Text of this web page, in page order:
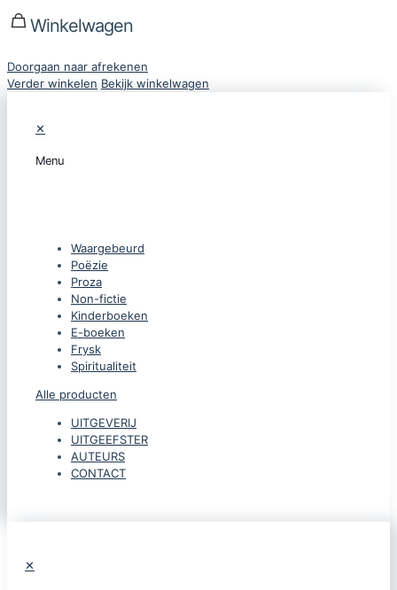
Winkelwagen
Doorgaan naar afrekenen
Verder winkelen Bekijk winkelwagen
✕
Menu
Waargebeurd
Poëzie
Proza
Non-fictie
Kinderboeken
E-boeken
Frysk
Spiritualiteit
Alle producten
UITGEVERIJ
UITGEEFSTER
AUTEURS
CONTACT
✕